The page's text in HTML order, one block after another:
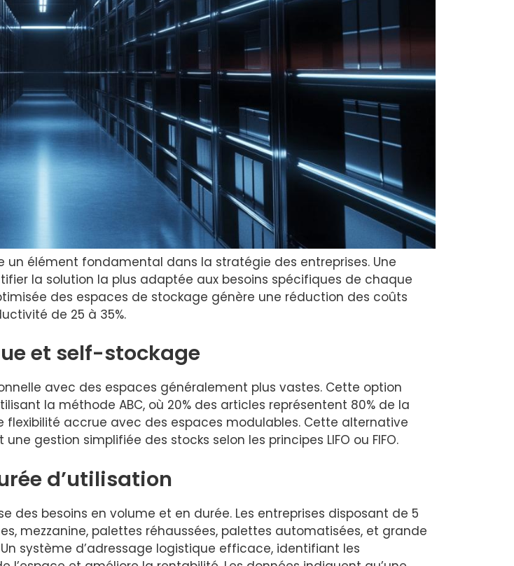
un élément fondamental dans la stratégie des entreprises. Une
la solution la plus adaptée aux besoins spécifiques de chaque
des espaces de stockage génère une réduction des coûts
de 25 à 35%.
et self-stockage
avec des espaces généralement plus vastes. Cette option
la méthode ABC, où 20% des articles représentent 80% de la
flexibilité accrue avec des espaces modulables. Cette alternative
gestion simplifiée des stocks selon les principes LIFO ou FIFO.
d’utilisation
des besoins en volume et en durée. Les entreprises disposant de 5
mezzanine, palettes réhaussées, palettes automatisées, et grande
système d’adressage logistique efficace, identifiant les